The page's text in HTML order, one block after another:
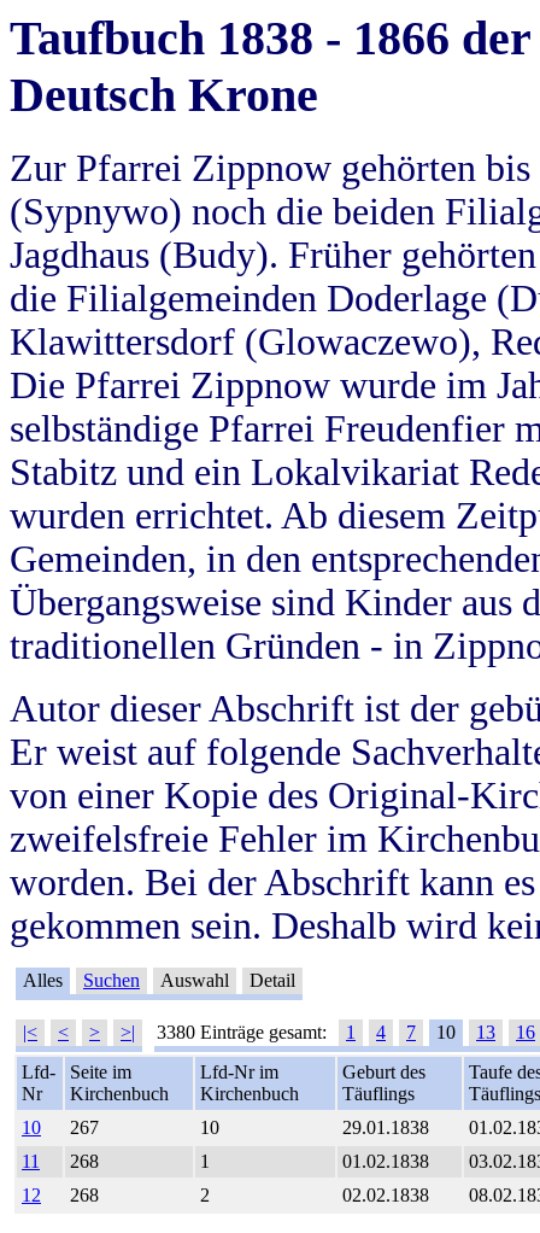
Taufbuch 1838 - 1866
Deutsch Krone
Zur Pfarrei Zippnow gehörten
(Sypnywo) noch die beiden
Jagdhaus (Budy). Früher
die Filialgemeinden Doderlage
Klawittersdorf (Glowaczewo),
Die Pfarrei Zippnow wurde im
selbständige Pfarrei Freudenfier
Stabitz und ein Lokalvikariat
wurden errichtet. Ab diesem
Gemeinden, in den
Übergangsweise sind Kinder aus
traditionellen Gründen - in
Autor dieser Abschrift ist der
Er weist auf folgende
von einer Kopie des Original-
zweifelsfreie Fehler im
worden. Bei der Abschrift kann
gekommen sein. Deshalb wird
Alles Suchen Auswahl Detail
|< < > >| 3380 Einträge gesamt: 1 4 7 10 13
16
Lfd-
Nr
Seite im
Kirchenbuch
Lfd-Nr im
Kirchenbuch
Geburt des
Täuflings
Taufe
Täuflings
10
267 10 29.01.1838
11
268 1 01.02.1838
12
268 2 02.02.1838